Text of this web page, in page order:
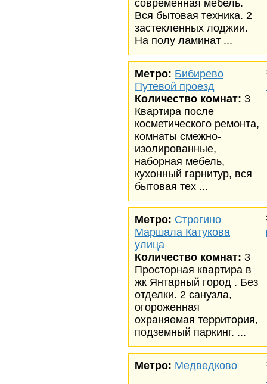
современная мебель.
Вся бытовая техника. 2
застекленных лоджии.
На полу ламинат ...
Метро: Бибирево
Путевой проезд
Количество комнат: 3
Квартира после
косметического ремонта,
комнаты смежно-
изолированные,
наборная мебель,
кухонный гарнитур, вся
бытовая тех ...
Метро: Строгино
Маршала Катукова
улица
Количество комнат: 3
Просторная квартира в
жк Янтарный город . Без
отделки. 2 санузла,
огороженная
охраняемая территория,
подземный паркинг. ...
Метро: Медведково